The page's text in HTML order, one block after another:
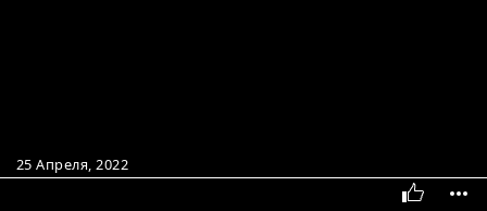
25 Апреля, 2022